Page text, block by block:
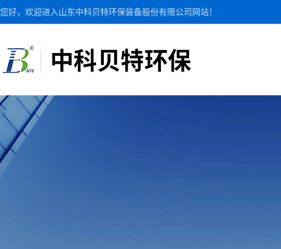
您好，欢迎进入山东中科贝特环保装备股份有限公司网站！